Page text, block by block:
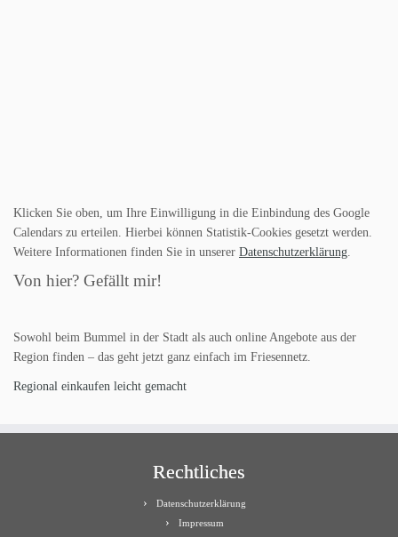
Klicken Sie oben, um Ihre Einwilligung in die Einbindung des Google
Calendars zu erteilen. Hierbei können Statistik-Cookies gesetzt werden.
Weitere Informationen finden Sie in unserer Datenschutzerklärung.
Von hier? Gefällt mir!
Sowohl beim Bummel in der Stadt als auch online Angebote aus der
Region finden – das geht jetzt ganz einfach im Friesennetz.
Regional einkaufen leicht gemacht
Rechtliches
Datenschutzerklärung
Impressum